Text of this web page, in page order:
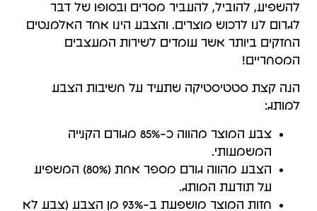
להשפיע, להוביל, להעביר מסרים ובסופו של דבר
לגרום לנו לרכוש מוצרים. והצבע הינו אחד האלמנטים
החזקים ביותר אשר עומדים לשירות המעצבים
המסחריים!
הנה קצת סטטיסטיקה שתעיד על חשיבות הצבע
למותג:
צבע המוצר מהווה כ-85% מגורם הקנייה
המשמעותי.
הצבע מהווה גורם מספר אחת (80%) המשפיע
על תודעת המותג.
חזות המוצר מושפעת ב-93% מן הצבע (צבע לא